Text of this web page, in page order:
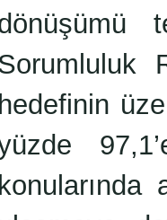
hedefinin
konularında